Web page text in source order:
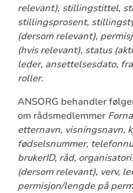
relevant), stillingstittel,
stillingsprosent,
(dersom relevant),
(hvis relevant), status
leder, ansettelsesdato,
roller.
ANSORG behandler
om rådsmedlemmer
etternavn, visningsnavn,
fødselsnummer,
brukerID, råd,
(dersom relevant), verv,
permisjon/lengde på